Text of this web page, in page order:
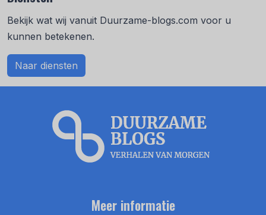
Bekijk wat wij vanuit Duurzame-blogs.com voor u
kunnen betekenen.
Naar diensten
Meer informatie